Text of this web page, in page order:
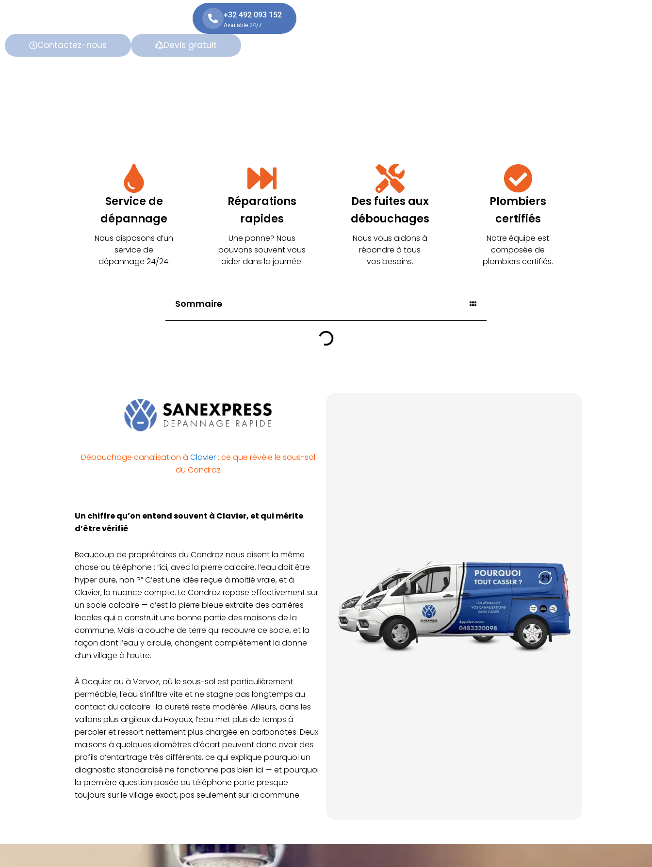
+32 492 093 152
Available 24/7
Contactez-nous Devis gratuit
Service de
dépannage
Nous disposons d’un
service de
dépannage 24/24.
Réparations
rapides
Une panne? Nous
pouvons souvent vous
aider dans la journée.
Des fuites aux
débouchages
Nous vous aidons à
répondre à tous
vos besoins.
Plombiers
certifiés
Notre équipe est
composée de
plombiers certifiés.
Sommaire
Débouchage canalisation à Clavier: ce que révèle le sous-sol
du Condroz
Un chiffre qu’on entend souvent à Clavier, et qui mérite
d’être vérifié
Beaucoup de propriétaires du Condroz nous disent la même
chose au téléphone : “ici, avec la pierre calcaire, l’eau doit être
hyper dure, non ?” C’est une idée reçue à moitié vraie, et à
Clavier, la nuance compte. Le Condroz repose effectivement sur
un socle calcaire — c’est la pierre bleue extraite des carrières
locales qui a construit une bonne partie des maisons de la
commune. Mais la couche de terre qui recouvre ce socle, et la
façon dont l’eau y circule, changent complètement la donne
d’un village à l’autre.
À Ocquier ou à Vervoz, où le sous-sol est particulièrement
perméable, l’eau s’infiltre vite et ne stagne pas longtemps au
contact du calcaire : la dureté reste modérée. Ailleurs, dans les
vallons plus argileux du Hoyoux, l’eau met plus de temps à
percoler et ressort nettement plus chargée en carbonates. Deux
maisons à quelques kilomètres d’écart peuvent donc avoir des
profils d’entartrage très différents, ce qui explique pourquoi un
diagnostic standardisé ne fonctionne pas bien ici — et pourquoi
la première question posée au téléphone porte presque
toujours sur le village exact, pas seulement sur la commune.